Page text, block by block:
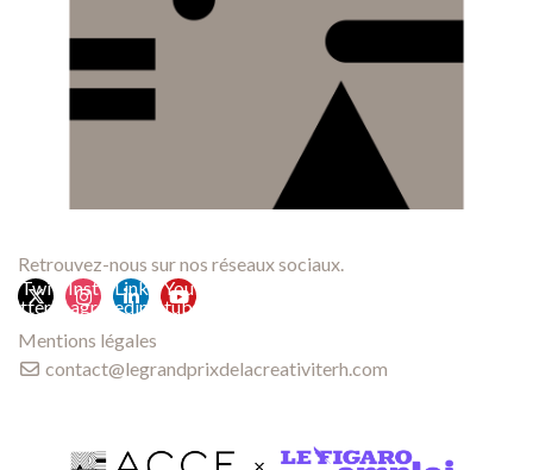
Retrouvez-nous sur nos réseaux sociaux.
Twi
tter
Inst
agr
Link
edin
You
tub
Mentions légales
contact@legrandprixdelacreativiterh.com